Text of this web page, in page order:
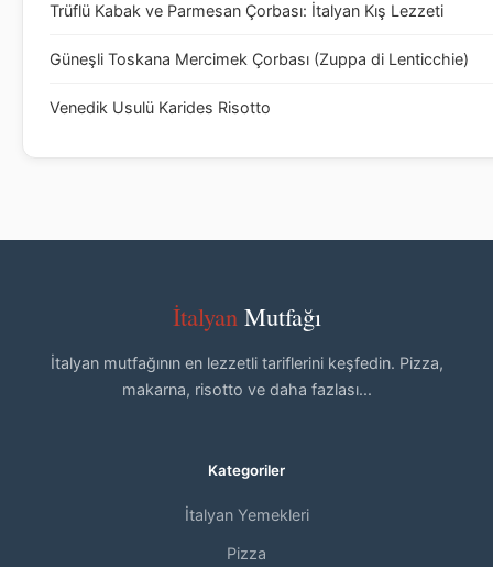
Trüflü Kabak ve Parmesan Çorbası: İtalyan Kış Lezzeti
Güneşli Toskana Mercimek Çorbası (Zuppa di Lenticchie)
Venedik Usulü Karides Risotto
İtalyanMutfağı
İtalyan mutfağının en lezzetli tariflerini keşfedin. Pizza,
makarna, risotto ve daha fazlası...
Kategoriler
İtalyan Yemekleri
Pizza